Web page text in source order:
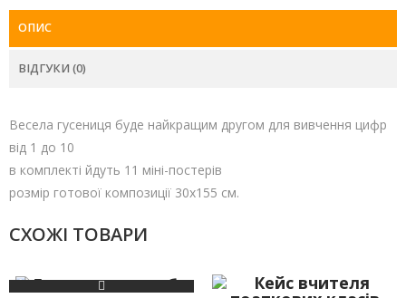
ОПИС
ВІДГУКИ (0)
Весела гусениця буде найкращим другом для вивчення цифр
від 1 до 10
в комплекті йдуть 11 міні-постерів
розмір готової композиції 30х155 см.
СХОЖІ ТОВАРИ